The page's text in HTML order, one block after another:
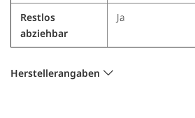
Restlos
abziehbar
Ja
Herstellerangaben